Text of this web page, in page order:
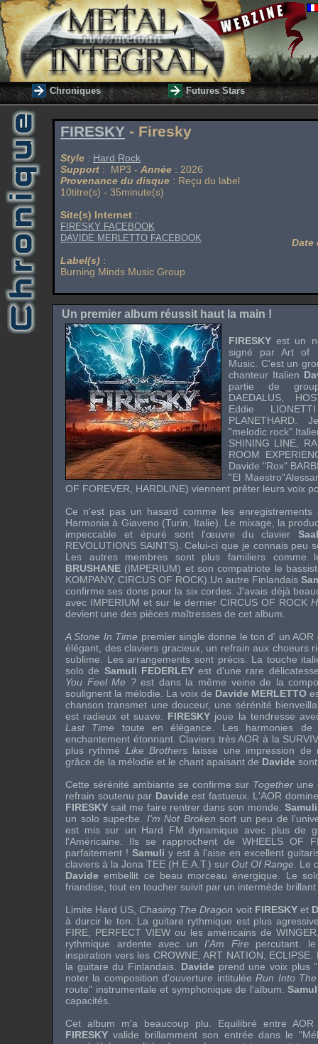
Chroniques Futures Stars
FIRESKY - Firesky
Style : Hard Rock
Support : MP3 - Année : 2026
Provenance du disque : Reçu du label
10titre(s) - 35minute(s)
Site(s) Internet :
FIRESKY FACEBOOK
DAVIDE MERLETTO FACEBOOK
Label(s) :
Burning Minds Music Group
Date
Un premier album réussit haut la main !
FIRESKY est un
signé parArt of
Music . C'est un
chanteur Italien
partie de
DAEDALUS
Eddie LIONETTI
PLANETHARD .
"melodic rock"
SHINING LINE
ROOM
Davide "Rox"
"El Maestro"
OF FOREVER
HARDLINE) viennent prêter leurs voix
Ce n'est pas un hasard comme les enregistrements
Harmonia à Giaveno (Turin, Italie). Le mixage, la
impeccable et épuré sont l'œuvre du clavier
REVOLUTIONS SAINTS). Celui-ci que je connais peu
Les autres membres sont plus familiers comme
BRUSHANE (IMPERIUM) et son compatriote le
KOMPANY, CIRCUS OF ROCK).Un autre Finlandais
confirme ses dons pour la six cordes. J'avais déjà
avec IMPERIUM et sur le dernier CIRCUS OF ROCK
devient une des pièces maîtresses de cet album.
A Stone In Time premier single donne le ton d' un
élégant, des claviers gracieux, un refrain aux choeurs
sublime. Les arrangements sont précis. La touche
solo de Samuli FEDERLEY est d'une rare
You Feel Me ?est dans la même veine de la
soulignent la mélodie. La voix de Davide MERLETTO
chanson transmet une douceur, une sérénité
est radieux et suave. FIRESKY joue la tendresse
Last Time toute en élégance. Les harmonies de
enchantement étonnant. Claviers très AOR à la
plus rythmé Like Brothers laisse une impression de
grâce de la mélodie et le chant apaisant de Davide
Cette sérénité ambiante se confirme sur Together une
refrain soutenu par Davideest fastueux. L'AOR
FIRESKY sait me faire rentrer dans son monde. Samuli
un solo superbe. I'm Not Broken sort un peu de
est mis sur un Hard FM dynamique avec plus de
l'Américaine. Ils se rapprochent de WHEELS OF
parfaitement ! Samuli y est à l'aise en excellent
claviers à la Jona TEE (H.E.A.T.) sur Out Of Range . Le
Davide embellit ce beau morceau énergique. Le
friandise, tout en toucher suivit par un intermède
Limite Hard US, Chasing The Dragon voit FIRESKYet
à durcir le ton. La guitare rythmique est plus
FIRE
PERFECT VIEW ou les américains de WINGER
rythmique ardente avec un I'Am Fire percutant.
inspiration vers les CROWNE,ART NATION ECLIPSE
la guitare du Finlandais. Davideprend une voix plus
noter la composition d'ouverture intituléeRun Into
route" instrumentale et symphonique de l'album.
capacités.
Cet album m'a beaucoup plu. Equilibré entre
FIRESKY valide brillamment son entrée dans le